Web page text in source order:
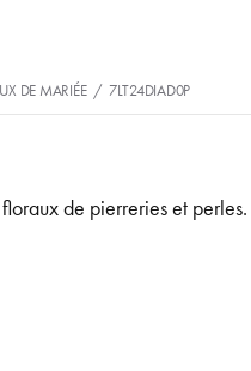
DE MARIÉE / 7LT24DIAD0P
de pierreries et perles.